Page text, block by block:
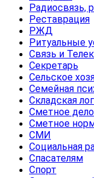
Радиосвязь,
Реставрация
РЖД
Ритуальные
Связь и
Секретарь
Сельское
Семейная
Складская
Сметное дело
Сметное
СМИ
Социальная
Спасателям
Спорт